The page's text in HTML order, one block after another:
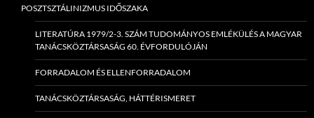
POSZTSZTÁLINIZMUS IDŐSZAKA
LITERATÚRA 1979/2-3. SZÁM TUDOMÁNYOS EMLÉKÜLÉS A MAGYAR
TANÁCSKÖZTÁRSASÁG 60. ÉVFORDULÓJÁN
FORRADALOM ÉS ELLENFORRADALOM
TANÁCSKÖZTÁRSASÁG, HÁTTÉRISMERET